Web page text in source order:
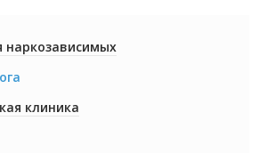
наркозависимых
клиника